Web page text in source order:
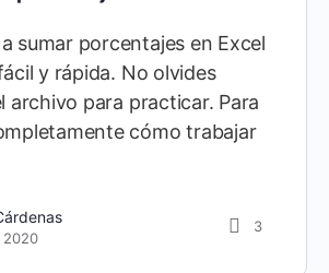
sumar porcentajes en Excel
y rápida. No olvides
archivo para practicar. Para
cómo trabajar
2020
3